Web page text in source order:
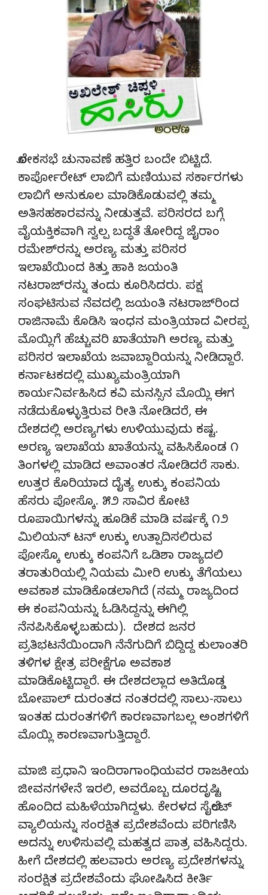
ಲೋಕಸಭೆ ಚುನಾವಣೆ ಹತ್ತಿರ ಬಂದೇ ಬಿಟ್ಟಿದೆ.
ಕಾರ್ಪೋರೇಟ್ ಲಾಬಿಗೆ ಮಣಿಯುವ ಸರ್ಕಾರಗಳು
ಲಾಬಿಗೆ ಅನುಕೂಲ ಮಾಡಿಕೊಡುವಲ್ಲಿ ತಮ್ಮ
ಅತಿಸಹಕಾರವನ್ನು ನೀಡುತ್ತವೆ. ಪರಿಸರದ ಬಗ್ಗೆ
ವೈಯಕ್ತಿಕವಾಗಿ ಸ್ವಲ್ಪ ಬದ್ಧತೆ ತೋರಿದ್ದ ಜೈರಾಂ
ರಮೇಶ್‌ರನ್ನು ಅರಣ್ಯ ಮತ್ತು ಪರಿಸರ
ಇಲಾಖೆಯಿಂದ ಕಿತ್ತು ಹಾಕಿ ಜಯಂತಿ
ನಟರಾಜ್‌ರನ್ನು ತಂದು ಕೂರಿಸಿದರು. ಪಕ್ಷ
ಸಂಘಟಿಸುವ ನೆವದಲ್ಲಿ ಜಯಂತಿ ನಟರಾಜ್‌ರಿಂದ
ರಾಜಿನಾಮೆ ಕೊಡಿಸಿ ಇಂಧನ ಮಂತ್ರಿಯಾದ ವೀರಪ್ಪ
ಮೊಯ್ಲಿಗೆ ಹೆಚ್ಚುವರಿ ಖಾತೆಯಾಗಿ ಅರಣ್ಯ ಮತ್ತು
ಪರಿಸರ ಇಲಾಖೆಯ ಜವಾಬ್ದಾರಿಯನ್ನು ನೀಡಿದ್ದಾರೆ.
ಕರ್ನಾಟಕದಲ್ಲಿ ಮುಖ್ಯಮಂತ್ರಿಯಾಗಿ
ಕಾರ್ಯನಿರ್ವಹಿಸಿದ ಕವಿ ಮನಸ್ಸಿನ ಮೊಯ್ಲಿ ಈಗ
ನಡೆದುಕೊಳ್ಳುತ್ತಿರುವ ರೀತಿ ನೋಡಿದರೆ, ಈ
ದೇಶದಲ್ಲಿ ಅರಣ್ಯಗಳು ಉಳಿಯುವುದು ಕಷ್ಟ.
ಅರಣ್ಯ ಇಲಾಖೆಯ ಖಾತೆಯನ್ನು ವಹಿಸಿಕೊಂಡ ೧
ತಿಂಗಳಲ್ಲಿ ಮಾಡಿದ ಅವಾಂತರ ನೋಡಿದರೆ ಸಾಕು.
ಉತ್ತರ ಕೊರಿಯಾದ ದೈತ್ಯ ಉಕ್ಕು ಕಂಪನಿಯ
ಹೆಸರು ಪೋಸ್ಕೊ. ೫೨ ಸಾವಿರ ಕೋಟಿ
ರೂಪಾಯಿಗಳನ್ನು ಹೂಡಿಕೆ ಮಾಡಿ ವರ್ಷಕ್ಕೆ ೧೨
ಮಿಲಿಯನ್ ಟನ್ ಉಕ್ಕು ಉತ್ಪಾದಿಸಲಿರುವ
ಪೋಸ್ಕೊ ಉಕ್ಕು ಕಂಪನಿಗೆ ಒಡಿಶಾ ರಾಜ್ಯದಲಿ
ತರಾತುರಿಯಲ್ಲಿ ನಿಯಮ ಮೀರಿ ಉಕ್ಕು ತೆಗೆಯಲು
ಅವಕಾಶ ಮಾಡಿಕೊಡಲಾಗಿದೆ (ನಮ್ಮ ರಾಜ್ಯದಿಂದ
ಈ ಕಂಪನಿಯನ್ನು ಓಡಿಸಿದ್ದನ್ನು ಈಗಿಲ್ಲಿ
ನೆನಪಿಸಿಕೊಳ್ಳಬಹುದು). ದೇಶದ ಜನರ
ಪ್ರತಿಭಟನೆಯಿಂದಾಗಿ ನೆನೆಗುದಿಗೆ ಬಿದ್ದಿದ್ದ ಕುಲಾಂತರಿ
ತಳಿಗಳ ಕ್ಷೇತ್ರ ಪರೀಕ್ಷೆಗೂ ಅವಕಾಶ
ಮಾಡಿಕೊಟ್ಟಿದ್ದಾರೆ. ಈ ದೇಶದಲ್ಲಾದ ಅತಿದೊಡ್ಡ
ಬೋಪಾಲ್ ದುರಂತದ ನಂತರದಲ್ಲಿ ಸಾಲು-ಸಾಲು
ಇಂತಹ ದುರಂತಗಳಿಗೆ ಕಾರಣವಾಗಬಲ್ಲ ಅಂಶಗಳಿಗೆ
ಮೊಯ್ಲಿ ಕಾರಣವಾಗುತ್ತಿದ್ದಾರೆ.
ಮಾಜಿ ಪ್ರಧಾನಿ ಇಂದಿರಾಗಾಂಧಿಯವರ ರಾಜಕೀಯ
ಜೀವನಗಳೇನೆ ಇರಲಿ, ಅವರೊಬ್ಬ ದೂರದೃಷ್ಟಿ
ಹೊಂದಿದ ಮಹಿಳೆಯಾಗಿದ್ದಳು. ಕೇರಳದ ಸೈಲೆಂಟ್
ವ್ಯಾಲಿಯನ್ನು ಸಂರಕ್ಷಿತ ಪ್ರದೇಶವೆಂದು ಪರಿಗಣಿಸಿ
ಅದನ್ನು ಉಳಿಸುವಲ್ಲಿ ಮಹತ್ವದ ಪಾತ್ರ ವಹಿಸಿದ್ದರು.
ಹೀಗೆ ದೇಶದಲ್ಲಿ ಹಲವಾರು ಅರಣ್ಯ ಪ್ರದೇಶಗಳನ್ನು
ಸಂರಕ್ಷಿತ ಪ್ರದೇಶವೆಂದು ಘೋಷಿಸಿದ ಕೀರ್ತಿ